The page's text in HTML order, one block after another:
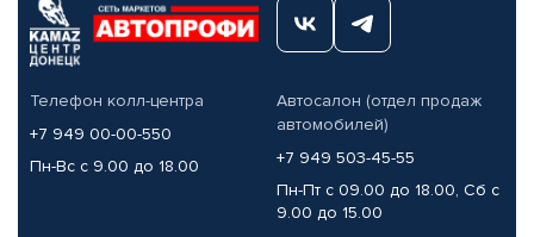
Телефон колл-центра
+7 949 00-00-550
Пн-Вс с 9.00 до 18.00
Автосалон (отдел продаж
автомобилей)
+7 949 503-45-55
Пн-Пт с 09.00 до 18.00, Сб с
9.00 до 15.00